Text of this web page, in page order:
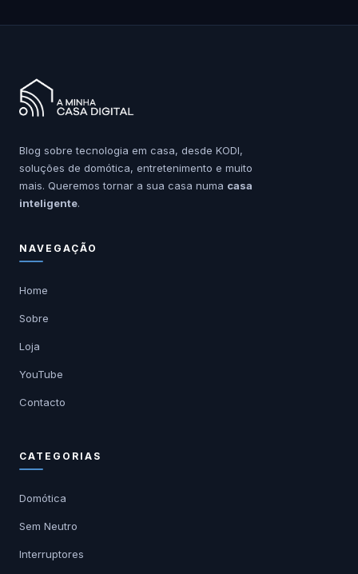
Blog sobre tecnologia em casa, desde KODI,
soluções de domótica, entretenimento e muito
mais. Queremos tornar a sua casa numa casa
inteligente.
NAVEGAÇÃO
Home
Sobre
Loja
YouTube
Contacto
CATEGORIAS
Domótica
Sem Neutro
Interruptores